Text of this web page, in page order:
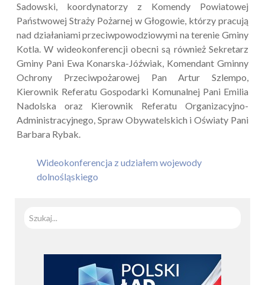
Sadowski, koordynatorzy z Komendy Powiatowej
Państwowej Straży Pożarnej w Głogowie, którzy pracują
nad działaniami przeciwpowodziowymi na terenie Gminy
Kotla. W wideokonferencji obecni są również Sekretarz
Gminy Pani Ewa Konarska-Jóźwiak, Komendant Gminny
Ochrony Przeciwpożarowej Pan Artur Szlempo,
Kierownik Referatu Gospodarki Komunalnej Pani Emilia
Nadolska oraz Kierownik Referatu Organizacyjno-
Administracyjnego, Spraw Obywatelskich i Oświaty Pani
Barbara Rybak.
Wideokonferencja z udziałem wojewody
dolnośląskiego